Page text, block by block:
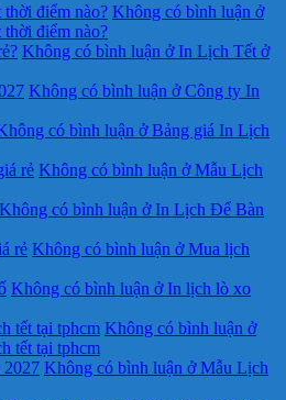
điểm nào? Không có bình luận ở
điểm nào?
Không có bình luận ở In Lịch Tết ở
Không có bình luận ở Công ty In
có bình luận ở Bảng giá In Lịch
rẻ Không có bình luận ở Mẫu Lịch
Không có bình luận ở In Lịch Để Bàn
rẻ Không có bình luận ở Mua lịch
Không có bình luận ở In lịch lò xo
tết tại tphcm Không có bình luận ở
tết tại tphcm
Không có bình luận ở Mẫu Lịch